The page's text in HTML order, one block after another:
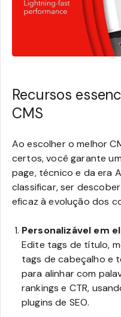
Recursos
CMS
Ao escolher o melhor
certos, você garante
page, técnico e da era
classificar, ser
eficaz à evolução dos
Personalizável em
Edite tags de título,
tags de cabeçalho e
para alinhar com
rankings e CTR,
plugins de SEO.